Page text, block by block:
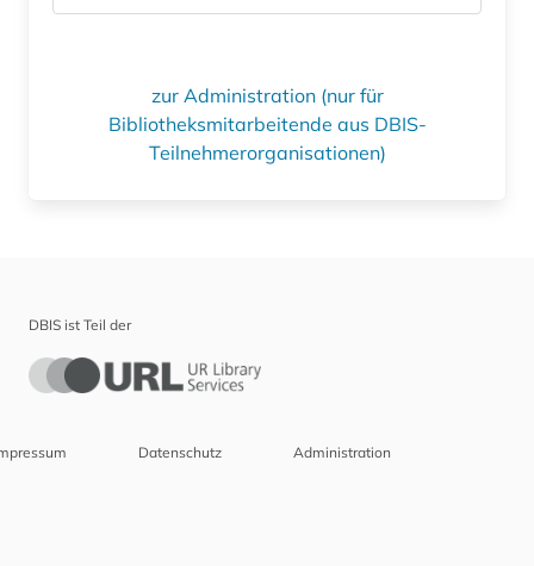
zur Administration (nur für
Bibliotheksmitarbeitende aus DBIS-
Teilnehmerorganisationen)
DBIS ist Teil der
Datenschutz Administration